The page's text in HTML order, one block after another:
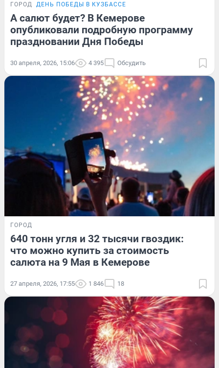
ГОРОД ДЕНЬ ПОБЕДЫ В КУЗБАССЕ
А салют будет? В Кемерове
опубликовали подробную программу
праздновании Дня Победы
30 апреля, 2026, 15:06 4 395 Обсудить
ГОРОД
640 тонн угля и 32 тысячи гвоздик:
что можно купить за стоимость
салюта на 9 Мая в Кемерове
27 апреля, 2026, 17:55 1 846 18